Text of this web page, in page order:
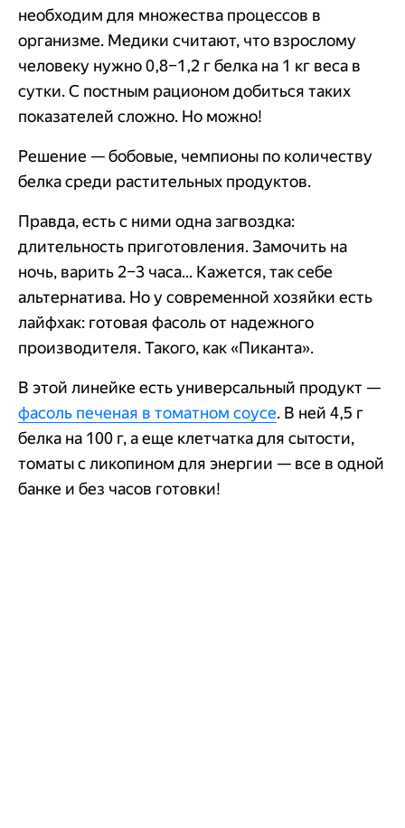
необходим для множества процессов в
организме. Медики считают, что взрослому
человеку нужно 0,8–1,2 г белка на 1 кг веса в
сутки. С постным рационом добиться таких
показателей сложно. Но можно!
Решение — бобовые, чемпионы по количеству
белка среди растительных продуктов.
Правда, есть с ними одна загвоздка:
длительность приготовления. Замочить на
ночь, варить 2–3 часа... Кажется, так себе
альтернатива. Но у современной хозяйки есть
лайфхак: готовая фасоль от надежного
производителя. Такого, как «Пиканта».
В этой линейке есть универсальный продукт —
фасоль печеная в томатном соусе. В ней 4,5 г
белка на 100 г, а еще клетчатка для сытости,
томаты с ликопином для энергии — все в одной
банке и без часов готовки!